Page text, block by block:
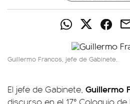
Guillermo Francos, jefe de Gabinete.
El jefe de Gabinete, Guillermo
discurso en el 17° Coloquio